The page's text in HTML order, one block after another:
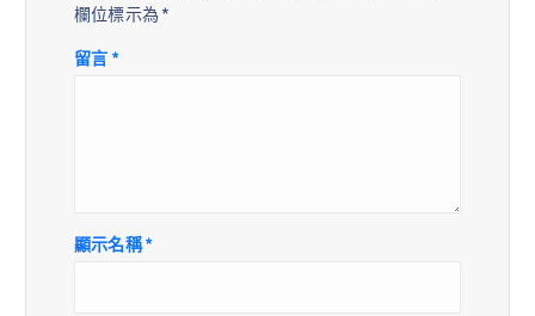
欄位標示為 *
留言 *
顯示名稱*